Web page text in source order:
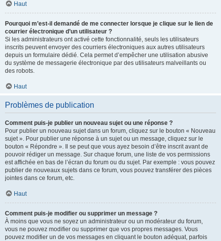
Haut
Pourquoi m’est-il demandé de me connecter lorsque je clique sur le lien de
courrier électronique d’un utilisateur ?
Si les administrateurs ont activé cette fonctionnalité, seuls les utilisateurs
inscrits peuvent envoyer des courriers électroniques aux autres utilisateurs
depuis un formulaire dédié. Cela permet d’empêcher une utilisation abusive
du système de messagerie électronique par des utilisateurs malveillants ou
des robots.
Haut
Problèmes de publication
Comment puis-je publier un nouveau sujet ou une réponse ?
Pour publier un nouveau sujet dans un forum, cliquez sur le bouton « Nouveau
sujet ». Pour publier une réponse à un sujet ou un message, cliquez sur le
bouton « Répondre ». Il se peut que vous ayez besoin d’être inscrit avant de
pouvoir rédiger un message. Sur chaque forum, une liste de vos permissions
est affichée en bas de l’écran du forum ou du sujet. Par exemple : vous pouvez
publier de nouveaux sujets dans ce forum, vous pouvez transférer des pièces
jointes dans ce forum, etc.
Haut
Comment puis-je modifier ou supprimer un message ?
À moins que vous ne soyez un administrateur ou un modérateur du forum,
vous ne pouvez modifier ou supprimer que vos propres messages. Vous
pouvez modifier un de vos messages en cliquant le bouton adéquat, parfois